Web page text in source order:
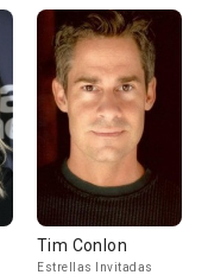
Tim Conlon
Estrellas Invitadas